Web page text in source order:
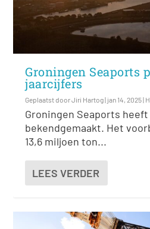
Groningen Seaports
jaarcijfers
Geplaatst doorJiri Hartog| jan 14, 2025|
Groningen Seaports
bekendgemaakt. Het
13,6 miljoen ton...
LEES VERDER